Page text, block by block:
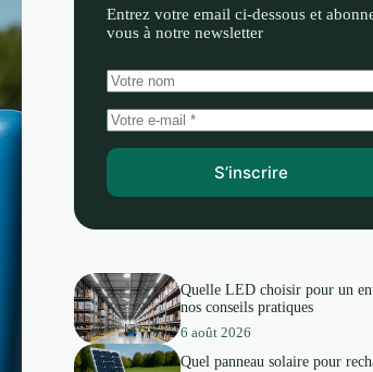
Entrez votre email ci-dessous et
vous à notre newsletter
S’inscrire
Quelle LED choisir pour un
nos conseils pratiques
6 août 2026
Quel panneau solaire pour